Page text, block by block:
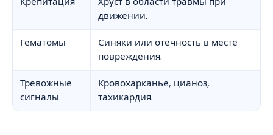
движении.
Гематомы
Синяки или отечность в месте
повреждения.
Тревожные
сигналы
Кровохарканье, цианоз,
тахикардия.